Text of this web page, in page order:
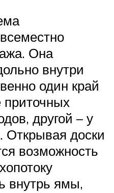
Она
внутри
один край
приточных
другой – у
Открывая доски
возможность
внутрь ямы,